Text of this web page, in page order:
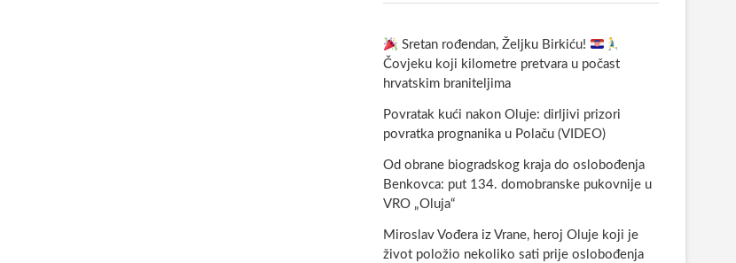
Sretan rođendan, Željku Birkiću!
Čovjeku koji kilometre pretvara u počast
hrvatskim braniteljima
Povratak kući nakon Oluje: dirljivi prizori
povratka prognanika u Polaču (VIDEO)
Od obrane biogradskog kraja do oslobođenja
Benkovca: put 134. domobranske pukovnije u
VRO „Oluja“
Miroslav Vođera iz Vrane, heroj Oluje koji je
život položio nekoliko sati prije oslobođenja